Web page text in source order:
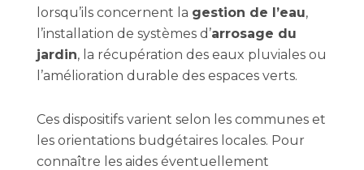
lorsqu’ils concernent la gestion de l’eau,
l’installation de systèmes d’arrosage du
jardin, la récupération des eaux pluviales ou
l’amélioration durable des espaces verts.
Ces dispositifs varient selon les communes et
les orientations budgétaires locales. Pour
connaître les aides éventuellement